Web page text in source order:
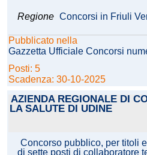
Regione Concorsi in Friuli
Pubblicato nella
Gazzetta Ufficiale Concorsi
Posti: 5
Scadenza: 30-10-2025
AZIENDA REGIONALE DI
LA SALUTE DI UDINE
Concorso pubblico, per titoli
di sette posti di collaboratore